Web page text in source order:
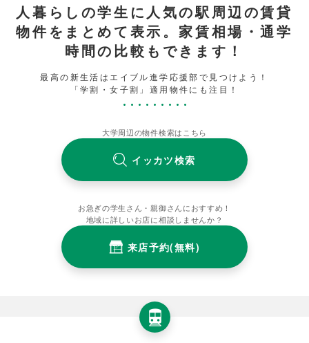
人暮らしの学生に人気の駅周辺の賃貸
物件をまとめて表示。家賃相場・通学
時間の比較もできます！
最高の新生活はエイブル進学応援部で見つけよう！
「学割・女子割」適用物件にも注目！
大学周辺の物件検索はこちら
イッカツ検索
お急ぎの学生さん・親御さんにおすすめ！
地域に詳しいお店に相談しませんか？
来店予約(無料)